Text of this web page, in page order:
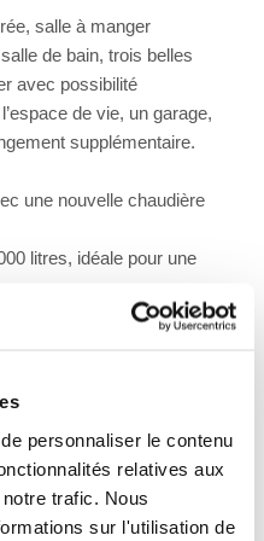
personnaliser le contenu
relatives aux
trafic. Nous
sur l'utilisation de
salle à manger
de bain, trois belles
avec possibilité
de vie, un garage,
supplémentaire.
une nouvelle chaudière
litres, idéale pour une
unique pour ceux qui
organiser une visite et
maison !